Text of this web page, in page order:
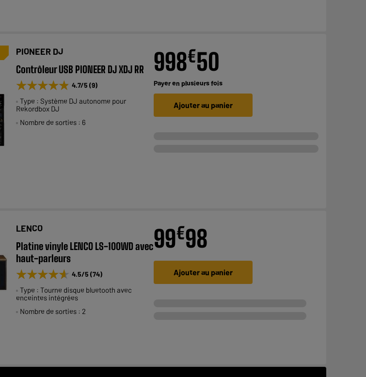
PIONEER DJ
Contrôleur USB PIONEER DJ XDJ RR
★★★★★
★★★★★ 4.7/5 (9)
Type : Système DJ autonome pour
Rekordbox DJ
Nombre de sorties : 6
998€50
Payer en plusieurs fois
Ajouter au panier
LENCO
Platine vinyle LENCO LS-100WD avec
haut-parleurs
★★★★★
★★★★★ 4.5/5 (74)
Type : Tourne disque bluetooth avec
enceintes intégrées
Nombre de sorties : 2
99€98
Ajouter au panier